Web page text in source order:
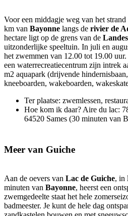
Voor een middagje weg van het strand
km van Bayonne langs de rivier de
hectare ligt op de grens van de Landes
uitzonderlijke speeltuin. In juli en
het zwemmen van 12.00 tot 19.00
een waterrecreatiecentrum zijn intrek
m2 aquapark (drijvende
kneeboarden, wakeboarden,
Ter plaatse: zwemlessen,
Hoe kom ik daar? Aire du lac:
64520 Sames (30 minuten van
Meer van Guiche
Aan de oevers van Lac de Guiche, in
minuten van Bayonne, heerst een
zwemgedeelte staat het hele
badmeester. Je kunt de hele dag